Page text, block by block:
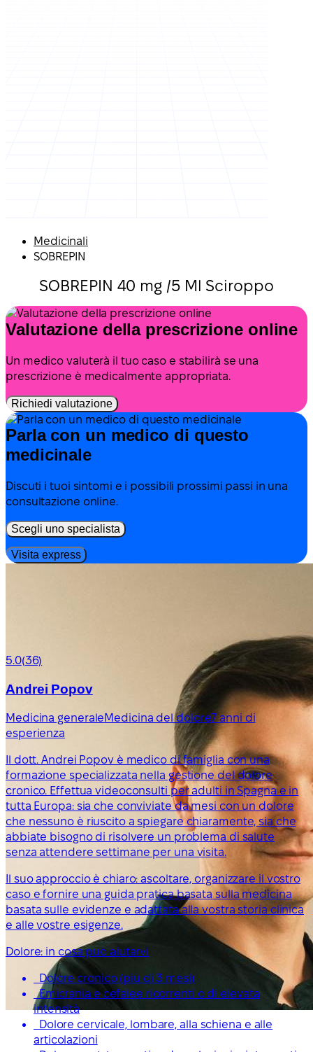
Medicinali
SOBREPIN
SOBREPIN 40 mg /5 Ml Sciroppo
Valutazione della prescrizione online
Un medico valuterà il tuo caso e stabilirà se una
prescrizione è medicalmente appropriata.
Richiedi valutazione
Parla con un medico di questo
medicinale
Discuti i tuoi sintomi e i possibili prossimi passi in una
consultazione online.
Scegli uno specialista
Visita express
5.0(36)
Andrei Popov
Medicina generaleMedicina del dolore7 anni di
esperienza
Il dott. Andrei Popov è medico di famiglia con una
formazione specializzata nella gestione del dolore
cronico. Effettua videoconsulti per adulti in Spagna e in
tutta Europa: sia che conviviate da mesi con un dolore
che nessuno è riuscito a spiegare chiaramente, sia che
abbiate bisogno di risolvere un problema di salute
senza attendere settimane per una visita.
Il suo approccio è chiaro: ascoltare, organizzare il vostro
caso e fornire una guida pratica basata sulla medicina
basata sulle evidenze e adattata alla vostra storia clinica
e alle vostre esigenze.
Dolore: in cosa può aiutarvi
Dolore cronico (più di 3 mesi)
Emicrania e cefalee ricorrenti o di elevata
intensità
Dolore cervicale, lombare, alla schiena e alle
articolazioni